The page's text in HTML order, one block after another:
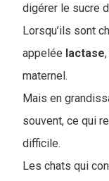
digérer le sucre
Lorsqu’ils sont
appelée lactase
maternel.
Mais en
souvent, ce qui
difficile.
Les chats qui